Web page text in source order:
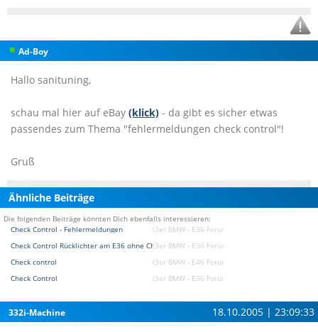
Ad-Boy
Hallo sanituning,
schau mal hier auf eBay (klick) - da gibt es sicher etwas
passendes zum Thema "fehlermeldungen check control"!
Gruß
Ähnliche Beiträge
Die folgenden Beiträge könnten Dich ebenfalls interessieren:
Check Control - Fehlermeldungen
(3er BMW - E36 Forum)
Check Control Rücklichter am E36 ohne Check Contro(3er BMW - E36 Forum)
Check control
(3er BMW - E46 Forum)
Check Control
(3er BMW - E36 Forum)
332i-Machine 18.10.2005 | 23:09:33